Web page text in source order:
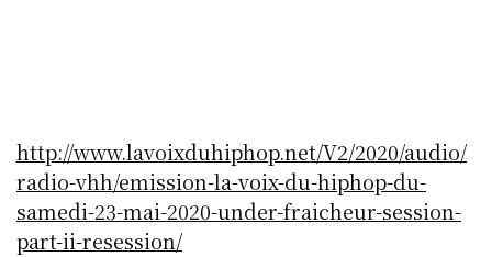
http://www.lavoixduhiphop.net/V2/2020/audio/
radio-vhh/emission-la-voix-du-hiphop-du-
samedi-23-mai-2020-under-fraicheur-session-
part-ii-resession/